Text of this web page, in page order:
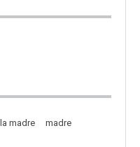
madre
madre